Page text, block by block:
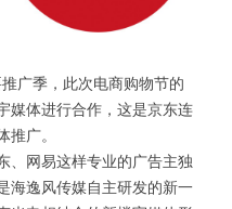
广季，此次电商购物节的
媒体进行合作，这是京东连
广。
、网易这样专业的广告主独
海逸风传媒自主研发的新一